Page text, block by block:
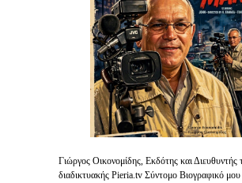
Γιώργος Οικονομίδης, Εκδότης και Διευθυντής
διαδικτυακής Pieria.tv Σύντομο Βιογραφικό